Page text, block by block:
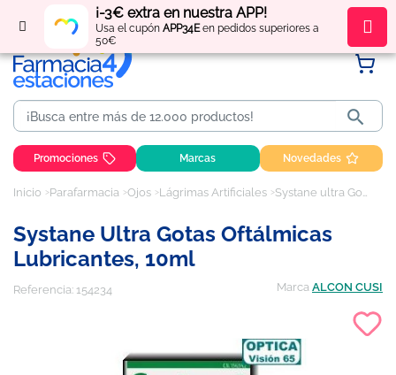
¡-3€ extra en nuestra APP!
Usa el cupón APP34Een pedidos superiores a
50€
Regístratey obténpuntos por tus compras

Promociones Marcas Novedades
Inicio Parafarmacia Ojos Lágrimas Artificiales Systane ultra Gotas oftálmicas lubricantes, 10ml
Systane Ultra Gotas Oftálmicas
Lubricantes, 10ml
Referencia: 154234 Marca ALCON CUSI